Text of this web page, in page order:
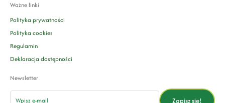
Ważne linki
Polityka prywatności
Polityka cookies
Regulamin
Deklaracja dostępności
Newsletter
email
Zapisz się!